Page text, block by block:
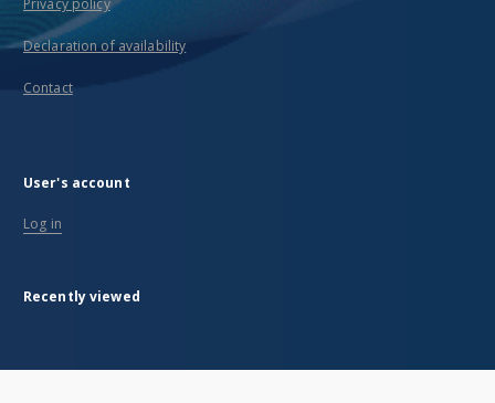
Privacy policy
Declaration of availability
Contact
User's account
Log in
Recently viewed